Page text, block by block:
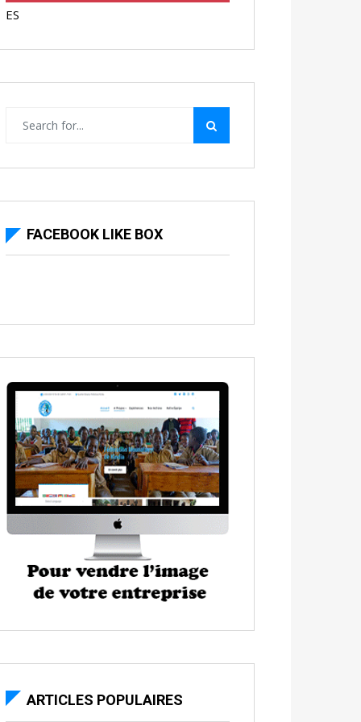
ES
FACEBOOK LIKE BOX
ARTICLES POPULAIRES